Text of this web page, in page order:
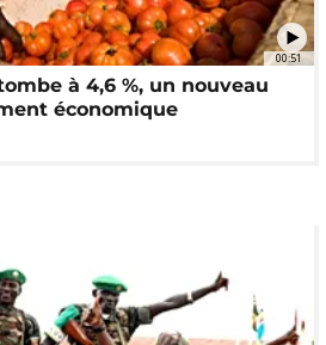
00:51
à 4,6 %, un nouveau
économique